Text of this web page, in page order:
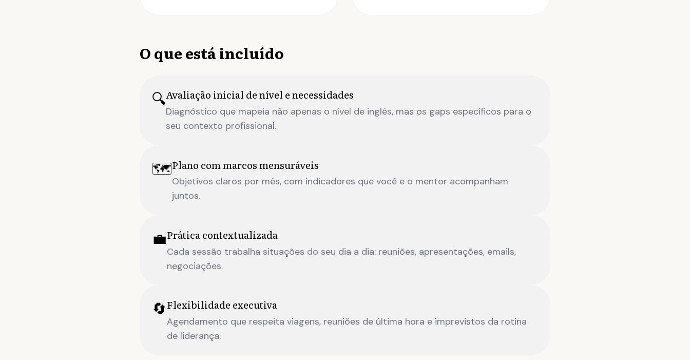
O que está incluído
🔍Avaliação inicial de nível e necessidades
Diagnóstico que mapeia não apenas o nível de inglês, mas os gaps específicos para o
seu contexto profissional.
🗺️Plano com marcos mensuráveis
Objetivos claros por mês, com indicadores que você e o mentor acompanham
juntos.
💼Prática contextualizada
Cada sessão trabalha situações do seu dia a dia: reuniões, apresentações, emails,
negociações.
🔄Flexibilidade executiva
Agendamento que respeita viagens, reuniões de última hora e imprevistos da rotina
de liderança.